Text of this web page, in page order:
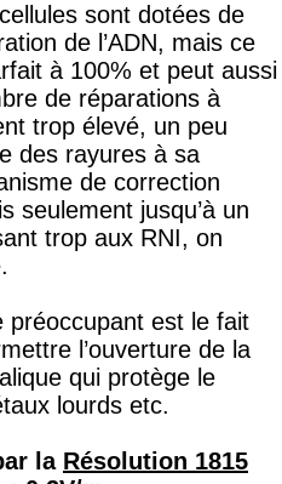
sont dotées de
de l’ADN, mais ce
à 100% et peut aussi
de réparations à
trop élevé, un peu
des rayures à sa
de correction
seulement jusqu’à un
trop aux RNI, on
préoccupant est le fait
l’ouverture de la
qui protège le
lourds etc.
la Résolution 1815